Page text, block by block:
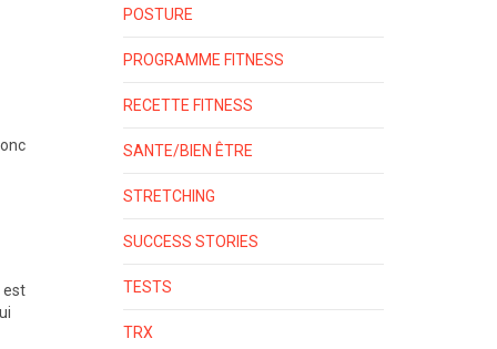
est
POSTURE
PROGRAMME FITNESS
RECETTE FITNESS
SANTE/BIEN ÊTRE
STRETCHING
SUCCESS STORIES
TESTS
TRX